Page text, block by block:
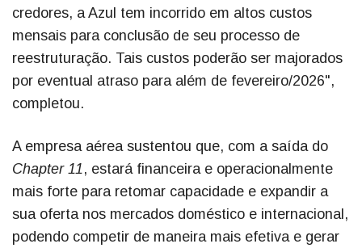
credores, a Azul tem incorrido em altos custos
mensais para conclusão de seu processo de
reestruturação. Tais custos poderão ser majorados
por eventual atraso para além de fevereiro/2026",
completou.
A empresa aérea sustentou que, com a saída do
Chapter 11, estará financeira e operacionalmente
mais forte para retomar capacidade e expandir a
sua oferta nos mercados doméstico e internacional,
podendo competir de maneira mais efetiva e gerar